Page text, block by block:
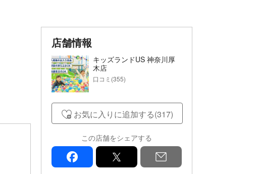
店舗情報
キッズランドUS 神奈川厚
木店
口コミ(355)
お気に入りに追加する(317)
この店舗をシェアする
facebook